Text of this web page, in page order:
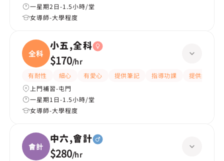
一星期2日-1.5小時/堂
女導師-大學程度
全科
小五,全科
$170/hr
有耐性 細心 有愛心 提供筆記 指導功課
提供練習題
上門補習-屯門
一星期1日-1.5小時/堂
女導師-大學程度
會計
中六,會計
$280/hr